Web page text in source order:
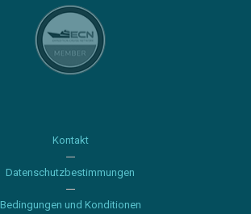
Kontakt
Datenschutzbestimmungen
Bedingungen und Konditionen